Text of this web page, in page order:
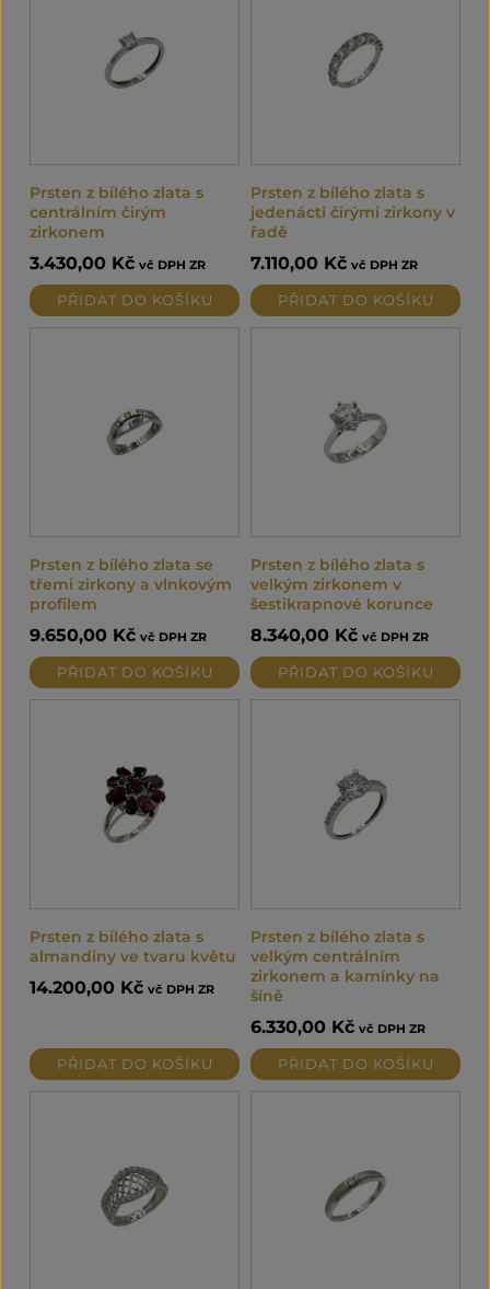
Prsten z bílého zlata s
centrálním čirým
zirkonem
3.430,00 Kč vč DPH ZR
PŘIDAT DO KOŠÍKU
Prsten z bílého zlata s
jedenácti čirými zirkony v
řadě
7.110,00 Kč vč DPH ZR
PŘIDAT DO KOŠÍKU
Prsten z bílého zlata se
třemi zirkony a vlnkovým
profilem
9.650,00 Kč vč DPH ZR
PŘIDAT DO KOŠÍKU
Prsten z bílého zlata s
velkým zirkonem v
šestikrapnové korunce
8.340,00 Kč vč DPH ZR
PŘIDAT DO KOŠÍKU
Prsten z bílého zlata s
almandiny ve tvaru květu
14.200,00 Kč vč DPH ZR
PŘIDAT DO KOŠÍKU
Prsten z bílého zlata s
velkým centrálním
zirkonem a kamínky na
šíně
6.330,00 Kč vč DPH ZR
PŘIDAT DO KOŠÍKU